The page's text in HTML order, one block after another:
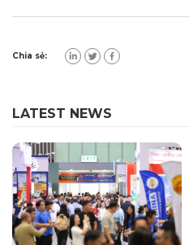
Chia sẻ:
LATEST NEWS